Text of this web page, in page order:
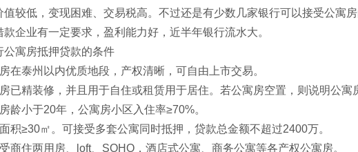
值较低，变现困难、交易税高。不过还是有少数几家银行可以接受公寓
企业有一定要求，盈利能力好，近半年银行流水大。
房抵押贷款的条件
州以内优质地段，产权清晰，可自由上市交易。
装修，并且用于自住或租赁用于居住。若公寓房空置，则说明公寓
小于20年，公寓房小区入住率≥70%。
㎡。可接受多套公寓同时抵押，贷款总金额不超过2400万。
两用房、loft、SOHO，酒店式公寓、商务公寓等各产权公寓房。